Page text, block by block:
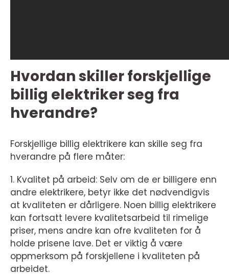
Hvordan skiller forskjellige
billig elektriker seg fra
hverandre?
Forskjellige billig elektrikere kan skille seg fra
hverandre på flere måter:
1. Kvalitet på arbeid: Selv om de er billigere enn
andre elektrikere, betyr ikke det nødvendigvis
at kvaliteten er dårligere. Noen billig elektrikere
kan fortsatt levere kvalitetsarbeid til rimelige
priser, mens andre kan ofre kvaliteten for å
holde prisene lave. Det er viktig å være
oppmerksom på forskjellene i kvaliteten på
arbeidet.